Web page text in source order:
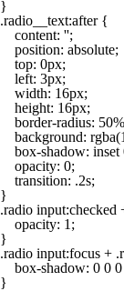
}
.radio__text:after {
    content: '';
    position: absolute;
    top: 0px;
    left: 3px;
    width: 16px;
    height: 16px;
border-radius:
background:
box-shadow:
    opacity: 0;
    transition: .2s;
}
.radio input:checked
    opacity: 1;
}
.radio input:focus +
box-shadow: 0 0
}